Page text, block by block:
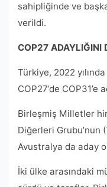
sahipliğinde ve
verildi.
COP27 ADAYLIĞINI
Türkiye, 2022
COP27’de COP31’e
Birleşmiş Milletler
Diğerleri Grubu’nun
Avustralya da aday
İki ülke arasındaki